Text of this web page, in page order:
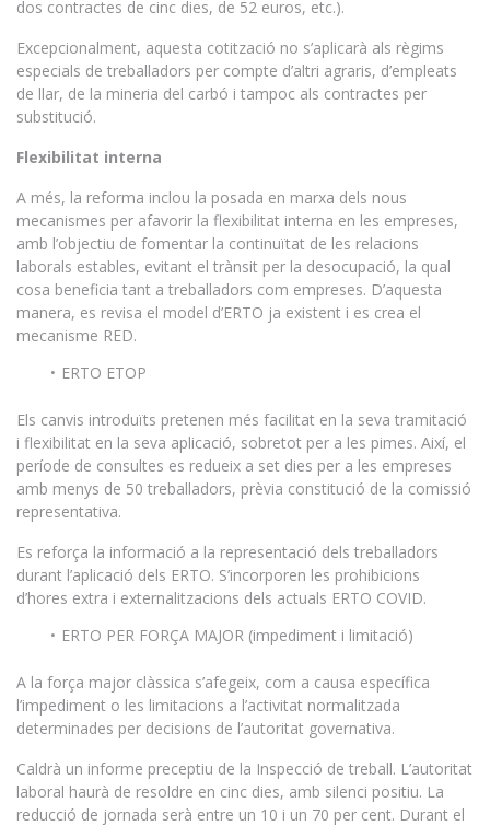
dos contractes de cinc dies, de 52 euros, etc.).
Excepcionalment, aquesta cotització no s’aplicarà als règims
especials de treballadors per compte d’altri agraris, d’empleats
de llar, de la mineria del carbó i tampoc als contractes per
substitució.
Flexibilitat interna
A més, la reforma inclou la posada en marxa dels nous
mecanismes per afavorir la flexibilitat interna en les empreses,
amb l’objectiu de fomentar la continuïtat de les relacions
laborals estables, evitant el trànsit per la desocupació, la qual
cosa beneficia tant a treballadors com empreses. D’aquesta
manera, es revisa el model d’ERTO ja existent i es crea el
mecanisme RED.
ERTO ETOP
Els canvis introduïts pretenen més facilitat en la seva tramitació
i flexibilitat en la seva aplicació, sobretot per a les pimes. Així, el
període de consultes es redueix a set dies per a les empreses
amb menys de 50 treballadors, prèvia constitució de la comissió
representativa.
Es reforça la informació a la representació dels treballadors
durant l’aplicació dels ERTO. S’incorporen les prohibicions
d’hores extra i externalitzacions dels actuals ERTO COVID.
ERTO PER FORÇA MAJOR (impediment i limitació)
A la força major clàssica s’afegeix, com a causa específica
l’impediment o les limitacions a l’activitat normalitzada
determinades per decisions de l’autoritat governativa.
Caldrà un informe preceptiu de la Inspecció de treball. L’autoritat
laboral haurà de resoldre en cinc dies, amb silenci positiu. La
reducció de jornada serà entre un 10 i un 70 per cent. Durant el